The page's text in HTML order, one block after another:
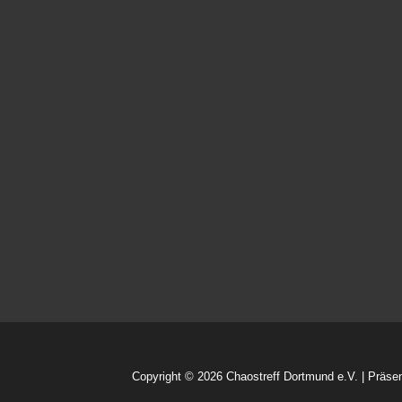
Copyright © 2026 Chaostreff Dortmund e.V. |